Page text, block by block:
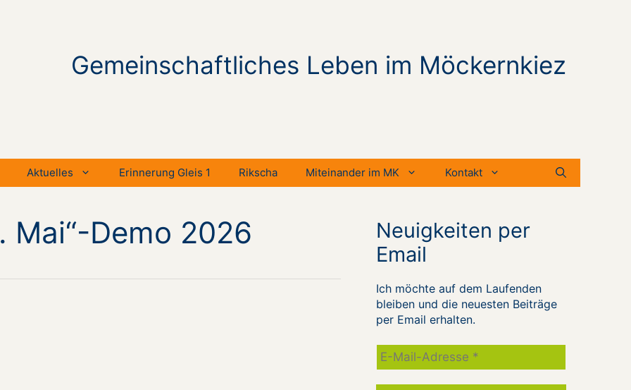
Gemeinschaftliches Leben im Möckernkiez
Aktuelles Erinnerung Gleis 1 Rikscha Miteinander im MK Kontakt
Mai“-Demo 2026
Neuigkeiten per
Email
Ich möchte auf dem Laufenden
bleiben und die neuesten Beiträge
per Email erhalten.